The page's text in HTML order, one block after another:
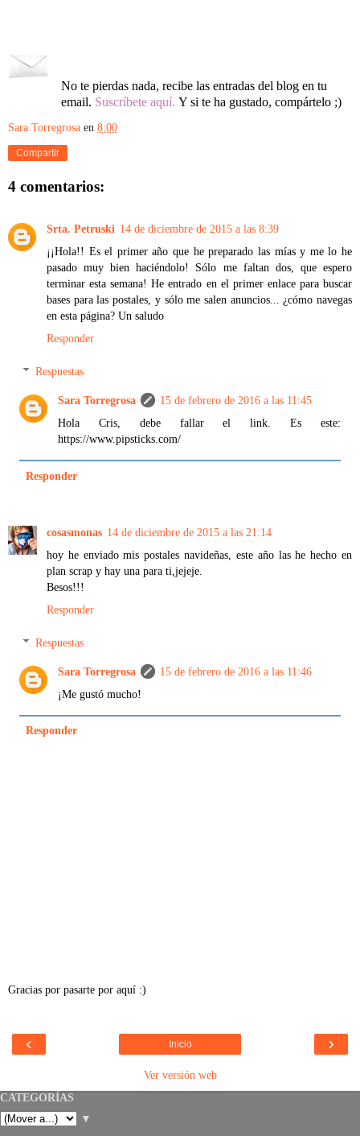
No te pierdas nada, recibe las entradas del blog en tu
email. Suscríbete aquí. Y si te ha gustado, compártelo ;)
Sara Torregrosa en 8:00
Compartir
4 comentarios:
Srta. Petruski 14 de diciembre de 2015 a las 8:39
¡¡Hola!! Es el primer año que he preparado las mías y me lo he
pasado muy bien haciéndolo! Sólo me faltan dos, que espero
terminar esta semana! He entrado en el primer enlace para buscar
bases para las postales, y sólo me salen anuncios... ¿cómo navegas
en esta página? Un saludo
Responder
Respuestas
Sara Torregrosa
15 de febrero de 2016 a las 11:45
Hola Cris, debe fallar el link. Es este:
https://www.pipsticks.com/
Responder
cosasmonas 14 de diciembre de 2015 a las 21:14
hoy he enviado mis postales navideñas, este año las he hecho en
plan scrap y hay una para ti,jejeje.
Besos!!!
Responder
Respuestas
Sara Torregrosa
15 de febrero de 2016 a las 11:46
¡Me gustó mucho!
Responder
Gracias por pasarte por aquí :)
‹ ›
Inicio
Ver versión web
CATEGORÍAS
▼